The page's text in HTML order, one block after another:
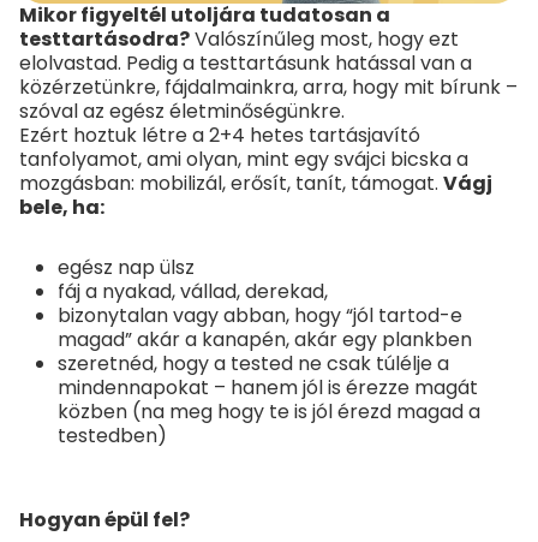
Mikor figyeltél utoljára tudatosan a
testtartásodra?Valószínűleg most, hogy ezt
elolvastad. Pedig a testtartásunk hatással van a
közérzetünkre, fájdalmainkra, arra, hogy mit bírunk –
szóval az egész életminőségünkre.
Ezért hoztuk létre a 2+4 hetes tartásjavító
tanfolyamot, ami olyan, mint egy svájci bicska a
mozgásban: mobilizál, erősít, tanít, támogat. Vágj
bele, ha:
egész nap ülsz
fáj a nyakad, vállad, derekad,
bizonytalan vagy abban, hogy “jól tartod-e
magad” akár a kanapén, akár egy plankben
szeretnéd, hogy a tested ne csak túlélje a
mindennapokat – hanem jól is érezze magát
közben (na meg hogy te is jól érezd magad a
testedben)
Hogyan épül fel?